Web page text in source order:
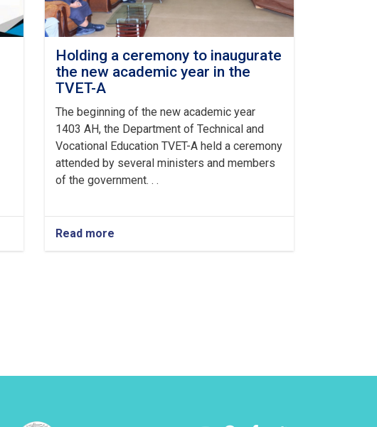
Holding a ceremony to inaugurate
the new academic year in the
TVET-A
The beginning of the new academic year
1403 AH, the Department of Technical and
Vocational Education TVET-A held a ceremony
attended by several ministers and members
of the government. . .
Read more
Holding
in